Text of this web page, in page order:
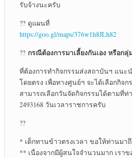
รับจ้างนะครับ
?? ดูแผนที่
https://goo.gl/maps/376w1h8JLh82
?? กรณีต้องการมาเลี้ยงกันเอง หรือก
ที่ต้องการทำกิจกรรมส่งสถาบันฯ แนะ
โดยตรง เพื่อทางศูนย์ฯ จะได้เลือกกิจ
สามารถเลือกวันจัดกิจกรรมได้ตามที่ท่
2493168 วันเวลาราชการครับ
??
* เด็กทานข้าวตรงเวลา ขอให้ท่านมา
** เนื่องจากมีผู้สนใจจำนวนมาก เรา